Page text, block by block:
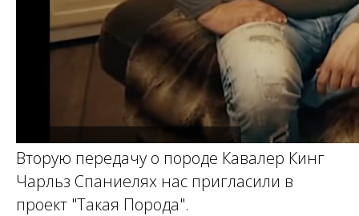
Вторую передачу о породе Кавалер Кинг
Чарльз Спаниелях нас пригласили в
проект "Такая Порода".